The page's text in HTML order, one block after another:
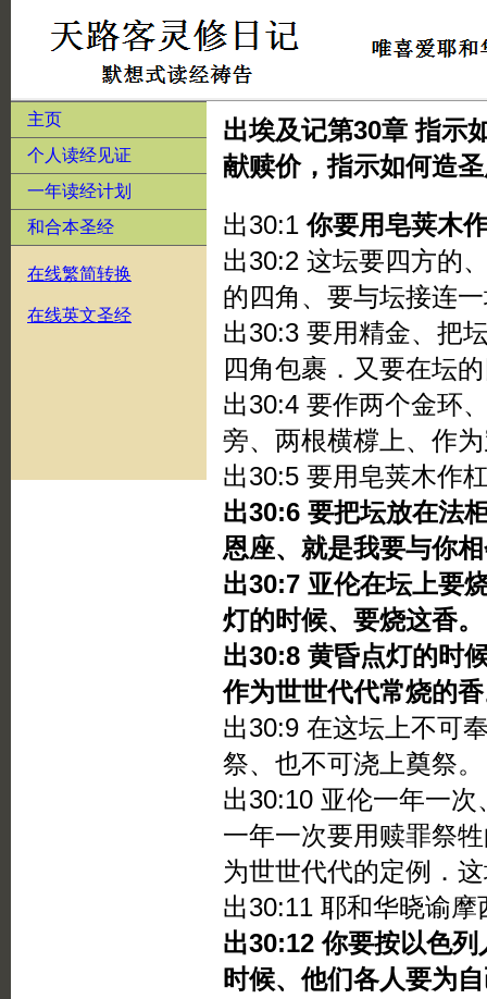
主页
个人读经见证
一年读经计划
和合本圣经
在线繁简转换
在线英文圣经
出埃及记第30章 指示
献赎价，指示如何造
出30:1你要用皂荚木
出30:2 这坛要四方的
的四角、要与坛接连
出30:3 要用精金、把
四角包裹．又要在坛
出30:4 要作两个金环
旁、两根横橕上、作
出30:5 要用皂荚木作
出30:6 要把坛放在法
恩座、就是我要与你
出30:7 亚伦在坛上要
灯的时候、要烧这香。
出30:8 黄昏点灯的时
作为世世代代常烧的
出30:9 在这坛上不可
祭、也不可浇上奠祭。
出30:10 亚伦一年一
一年一次要用赎罪祭
为世世代代的定例．
出30:11 耶和华晓谕摩
出30:12 你要按以色
时候、他们各人要为